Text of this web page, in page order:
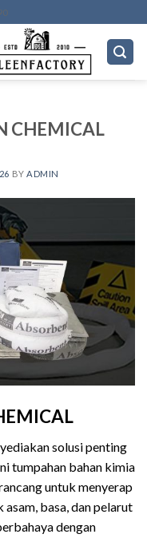
CHEMICAL
BY ADMIN
solusi penting
tumpahan bahan kimia
untuk menyerap
basa, dan pelarut
dengan